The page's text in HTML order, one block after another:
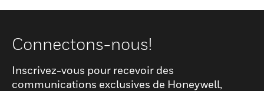
Connectons-nous!
Inscrivez-vous pour recevoir des
communications exclusives de Honeywell,